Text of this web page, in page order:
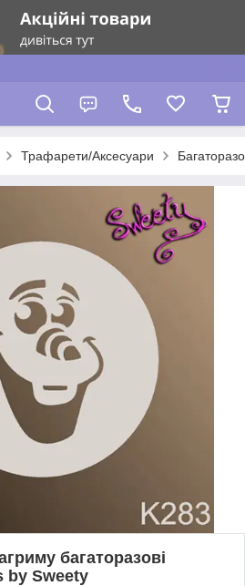
Трафарети/Аксесуари
багаторазові
by Sweety